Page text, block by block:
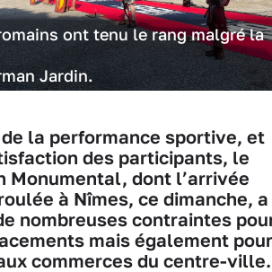
ont tenu le rang malgré la
Jardin.
la performance sportive, et
des participants, le
Monumental, dont l’arrivée
à Nîmes, ce dimanche, a
nombreuses contraintes
mais également pour
commerces du centre-ville.